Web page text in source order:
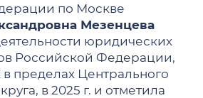
по Москве
Мезенцева
юридических
Российской Федерации,
пределах Центрального
в 2025 г. и отметила